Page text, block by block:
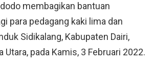
membagikan bantuan
para pedagang kaki lima dan
Sidikalang, Kabupaten Dairi,
Utara, pada Kamis, 3 Februari 2022.